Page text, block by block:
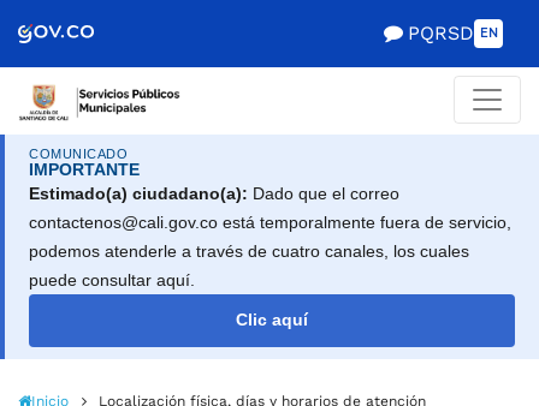
de Gobierno
PQRSD EN
COMUNICADO
IMPORTANTE
Estimado(a) ciudadano(a): Dado que el correo
contactenos@cali.gov.co está temporalmente fuera de servicio,
podemos atenderle a través de cuatro canales, los cuales
puede consultar aquí.
Clic aquí
Inicio Localización física, días y horarios de atención